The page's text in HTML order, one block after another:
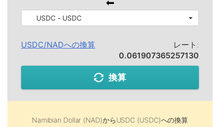
USDC - USDC
USDC/NADへの換算
レート:
0.061907365257130
換算
Namibian Dollar (NAD)からUSDC (USDC)への換算